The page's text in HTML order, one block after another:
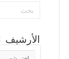
الأرشيف